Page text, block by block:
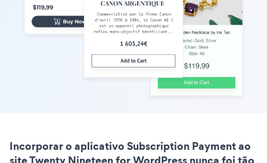
Incorporar o aplicativo Subscription Payment ao